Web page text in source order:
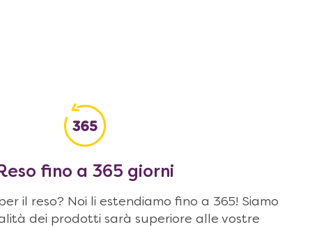
fino a 365 giorni
il reso? Noi li estendiamo fino a 365! Siamo
dei prodotti sarà superiore alle vostre